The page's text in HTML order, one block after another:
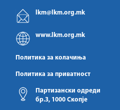
lkm@lkm.org.mk
www.lkm.org.mk
Политика за колачиња
Политика за приватност
Партизански одреди
бр.3, 1000 Скопје